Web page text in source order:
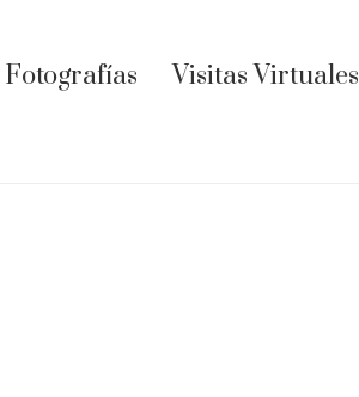
Fotografías Visitas Virtuales